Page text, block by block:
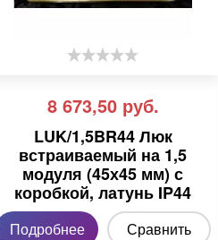
8 673,50 руб.
LUK/1,5BR44 Люк
встраиваемый на 1,5
модуля (45х45 мм) с
коробкой, латунь IP44
Подробнее Сравнить